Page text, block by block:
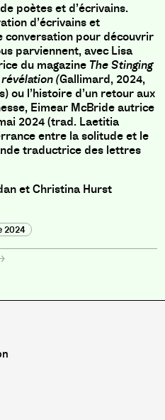
poètes et d’écrivains.
d’écrivains et
conversation pour découvrir
parviennent, avec Lisa
du magazine The Stinging
(Gallimard, 2024,
ou l’histoire d’un retour aux
Eimear McBride autrice
2024 (trad. Laetitia
entre la solitude et le
traductrice des lettres
et Christina Hurst
2024